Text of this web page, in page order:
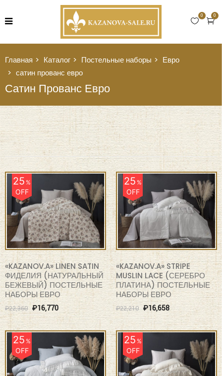
0
0
Главная Каталог Постельные наборы
Евро
сатин прованс евро
Сатин Прованс Евро
25%
OFF
«KAZANOV.A» LINEN SATIN
ФИДЕЛИЯ (НАТУРАЛЬНЫЙ
БЕЖЕВЫЙ) ПОСТЕЛЬНЫЕ
НАБОРЫ ЕВРО
₽22,360 ₽16,770
25%
OFF
«KAZANOV.A» STRIPE
MUSLIN LACE (СЕРЕБРО
ПЛАТИНА) ПОСТЕЛЬНЫЕ
НАБОРЫ ЕВРО
₽22,210 ₽16,658
25%
OFF
25%
OFF